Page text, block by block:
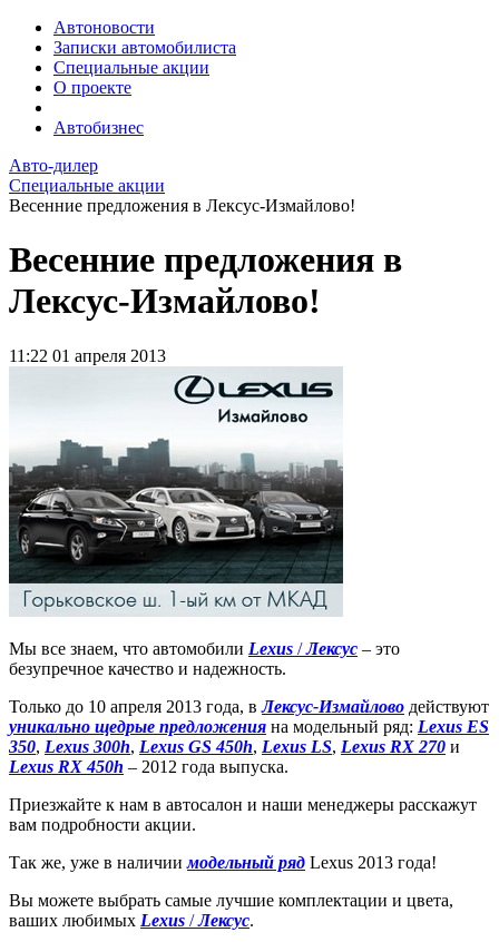
Автоновости
Записки автомобилиста
Специальные акции
О проекте
Автобизнес
Авто-дилер
Специальные акции
Весенние предложения в Лексус-Измайлово!
Весенние предложения в
Лексус-Измайлово!
11:22 01 апреля 2013
Мы все знаем, что автомобили Lexus /Лексус – это
безупречное качество и надежность.
Только до 10 апреля 2013 года, вЛексус-Измайлово действуют
уникально щедрые предложения на модельный ряд: Lexus ES
350, Lexus 300h, Lexus GS 450h, Lexus LS, Lexus RX 270 и
Lexus RX 450h – 2012 года выпуска.
Приезжайте к нам в автосалон и наши менеджеры расскажут
вам подробности акции.
Так же, уже в наличиимодельный ряд Lexus 2013 года!
Вы можете выбрать самые лучшие комплектации и цвета,
ваших любимых Lexus /Лексус.